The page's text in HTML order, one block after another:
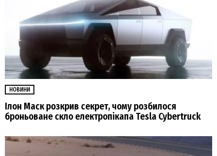
НОВИНИ
Ілон Маск розкрив секрет, чому розбилося
броньоване скло електропікапа Tesla Cybertruck